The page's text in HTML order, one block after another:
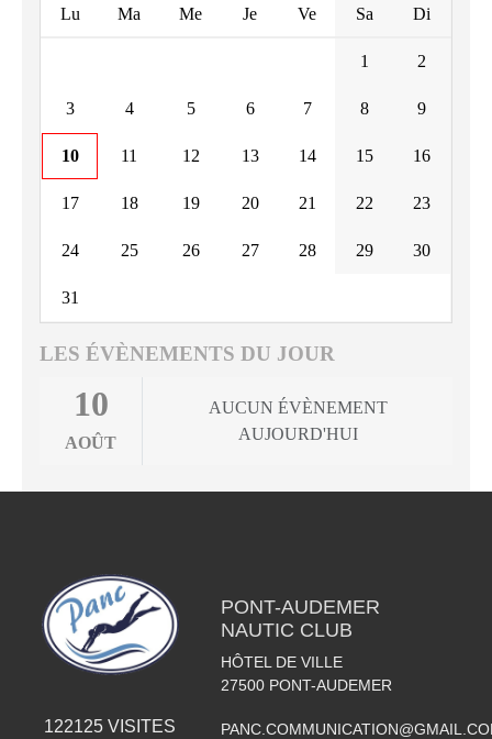
Lu Ma Me Je Ve Sa Di
1 2
3 4 5 6 7 8 9
10 11 12 13 14 15 16
17 18 19 20 21 22 23
24 25 26 27 28 29 30
31
LES ÉVÈNEMENTS DU JOUR
10
AOÛT
AUCUN ÉVÈNEMENT
AUJOURD'HUI
122125 VISITES
PONT-AUDEMER
NAUTIC CLUB
HÔTEL DE VILLE
27500 PONT-AUDEMER